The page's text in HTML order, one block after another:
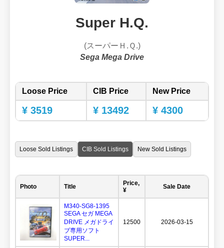
Super H.Q.
(スーパーＨ.Ｑ.)
Sega Mega Drive
Loose Price CIB Price New Price
¥ 3519 ¥ 13492 ¥ 4300
Loose Sold Listings CIB Sold Listings New Sold Listings
Photo Title
Price,
¥
Sale Date
M340-SG8-1395
SEGA セガ MEGA
DRIVE メガドライ
ブ専用ソフト
SUPER...
12500 2026-03-15